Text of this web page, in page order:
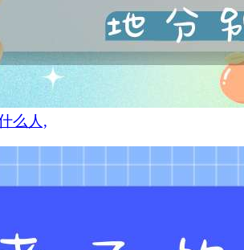
么人,